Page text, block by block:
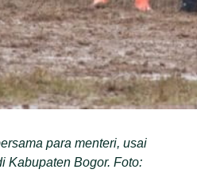
para menteri, usai
Kabupaten Bogor. Foto: